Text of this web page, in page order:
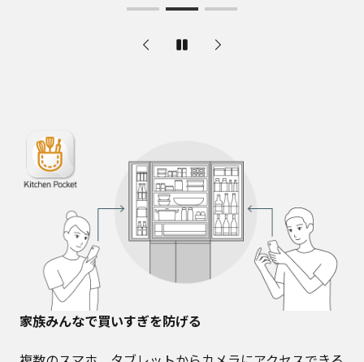
家族みんなで買いすぎを防げる